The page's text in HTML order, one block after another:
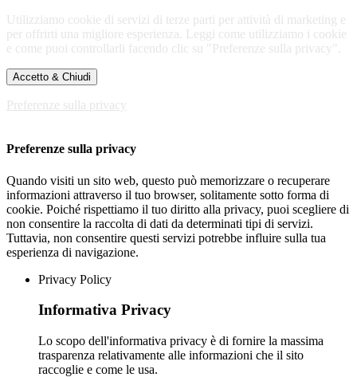
Utilizziamo cookie di servizi di terze parti per attività di marketing e
per offrirti una migliore esperienza. Leggi come utilizziamo i cookie
e come puoi controllarli facendo clic su "Preferenze sulla privacy".
Accetto & Chiudi
Preferenze sulla privacy
Preferenze sulla privacy
Quando visiti un sito web, questo può memorizzare o recuperare
informazioni attraverso il tuo browser, solitamente sotto forma di
cookie. Poiché rispettiamo il tuo diritto alla privacy, puoi scegliere di
non consentire la raccolta di dati da determinati tipi di servizi.
Tuttavia, non consentire questi servizi potrebbe influire sulla tua
esperienza di navigazione.
Privacy Policy
Informativa Privacy
Lo scopo dell'informativa privacy è di fornire la massima
trasparenza relativamente alle informazioni che il sito
raccoglie e come le usa.